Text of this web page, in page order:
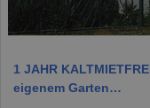
1 JAHR
eigenem Garten…